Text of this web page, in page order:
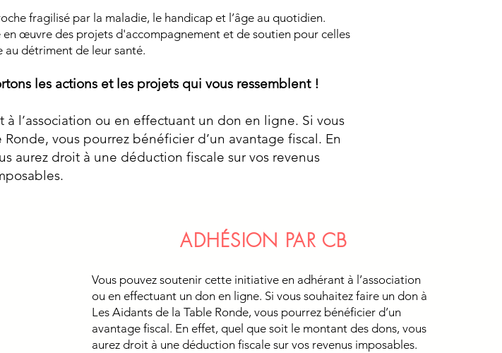
fragilisé par la maladie, le handicap et l’âge au quotidien.
œuvre des projets d'accompagnement et de soutien pour celles
détriment de leur santé.
les actions et les projets qui vous ressemblent !
l’association ou en effectuant un don en ligne. Si vous
vous pourrez bénéficier d’un avantage fiscal. En
aurez droit à une déduction fiscale sur vos revenus
ADHÉSION PAR CB
Vous pouvez soutenir cette initiative en adhérant à l’association
ou en effectuant un don en ligne. Si vous souhaitez faire un don à
Les Aidants de la Table Ronde, vous pourrez bénéficier d’un
avantage fiscal. En effet, quel que soit le montant des dons, vous
aurez droit à une déduction fiscale sur vos revenus imposables.